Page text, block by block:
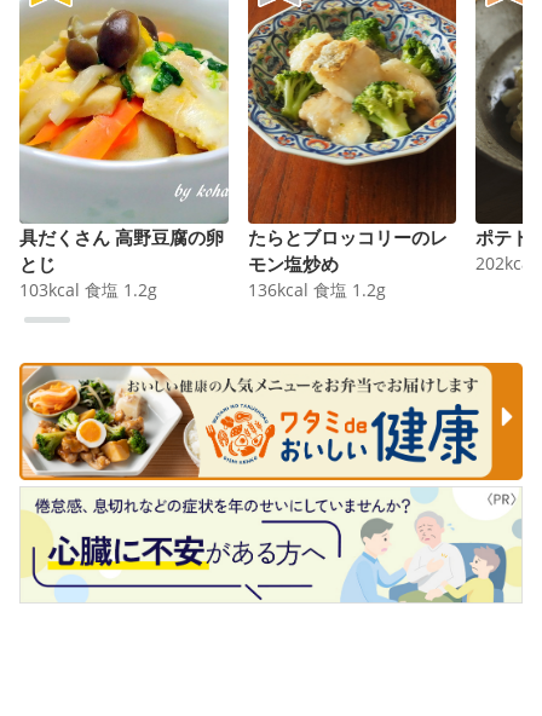
具だくさん 高野豆腐の卵
とじ
103kcal 食塩 1.2g
たらとブロッコリーのレ
モン塩炒め
136kcal 食塩 1.2g
ポテト
202kcal